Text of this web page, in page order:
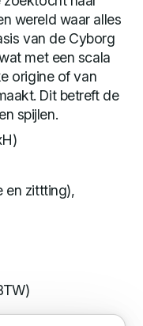
wereld waar alles
van de Cyborg
met een scala
origine of van
Dit betreft de
spijlen.
en zittting),